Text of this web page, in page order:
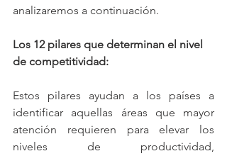
analizaremos a continuación.
Los 12 pilares que determinan el nivel
de competitividad:
Estos pilares ayudan a los países a
identificar aquellas áreas que mayor
atención requieren para elevar los
niveles de productividad,